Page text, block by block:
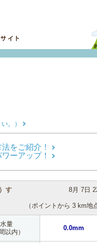
。）
をご紹介！
ーアップ！
す 8月 7日
（ポイントから 3 km地
量
以内）
0.0mm